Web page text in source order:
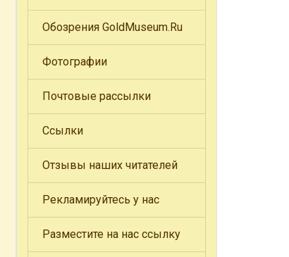
Обозрения GoldMuseum.Ru
Фотографии
Почтовые рассылки
Ссылки
Отзывы наших читателей
Рекламируйтесь у нас
Разместите на нас ссылку